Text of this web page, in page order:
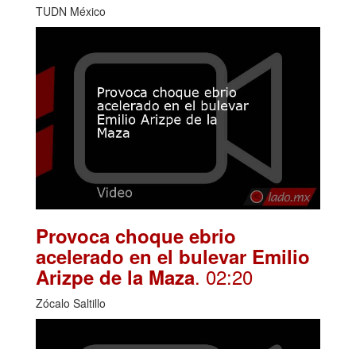
TUDN México
Provoca choque ebrio
acelerado en el bulevar Emilio
Arizpe de la Maza. 02:20
Zócalo Saltillo